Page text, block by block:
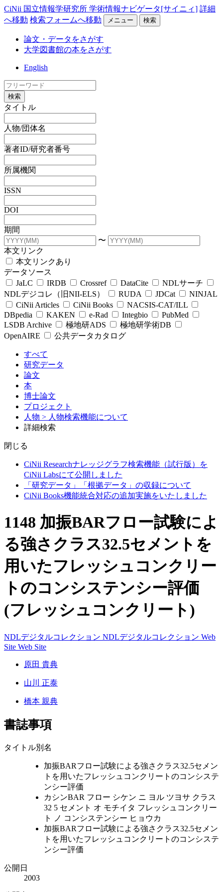
CiNii 国立情報学研究所 学術情報ナビゲータ[サイニィ] 詳細
へ移動 検索フォームへ移動 メニュー 検索
論文・データをさがす
大学図書館の本をさがす
English
検索
タイトル
人物/団体名
著者ID/研究者番号
所属機関
ISSN
DOI
期間
〜
本文リンク
本文リンクあり
データソース
JaLC
IRDB Crossref DataCite
NDLサーチ
NDLデジコレ（旧NII-ELS）
RUDA JDCat
NINJAL
CiNii Articles
CiNii Books
NACSIS-CAT/ILL
DBpedia
KAKEN e-Rad Integbio
PubMed
LSDB Archive
極地研ADS
極地研学術DB
OpenAIRE
公共データカタログ
すべて
研究データ
論文
本
博士論文
プロジェクト
人物 > 人物検索機能について
詳細検索
閉じる
CiNii Researchナレッジグラフ検索機能（試行版）を
CiNii Labsにて公開しました
「研究データ」「根拠データ」の収録について
CiNii Books機能統合対応の追加実施をいたしました
1148 加振BARフロー試験によ
る強さクラス32.5セメントを
用いたフレッシュコンクリー
トのコンシステンシー評価
(フレッシュコンクリート)
NDLデジタルコレクション NDLデジタルコレクション Web
Site Web Site
原田 貴典
山川 正泰
橋本 親典
書誌事項
タイトル別名
加振BARフロー試験による強さクラス32.5セメン
トを用いたフレッシュコンクリートのコンシステ
ンシー評価
カシンBAR フロー シケン ニ ヨル ツヨサ クラス
32 5 セメント オ モチイタ フレッシュコンクリー
ト ノ コンシステンシー ヒョウカ
加振BARフロー試験による強さクラス32.5セメン
トを用いたフレッシュコンクリートのコンシステ
ンシー評価
公開日
2003